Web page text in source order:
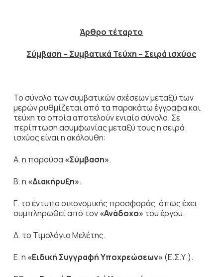
Άρθρο τέταρτο
Σύμβαση – Συμβατικά Τεύχη – Σειρά ισχύος
Το σύνολο των συμβατικών σχέσεων μεταξύ των
μερών ρυθμίζεται από τα παρακάτω έγγραφα και
τεύχη τα οποία αποτελούν ενιαίο σύνολο. Σε
περίπτωση ασυμφωνίας μεταξύ τους η σειρά
ισχύος είναι η ακόλουθη:
Α. η παρούσα «Σύμβαση».
Β. η «Διακήρυξη».
Γ. το έντυπο οικονομικής προσφοράς, όπως έχει
συμπληρωθεί από τον«Ανάδοχο» του έργου.
Δ. το Τιμολόγιο Μελέτης.
Ε. η «Ειδική Συγγραφή Υποχρεώσεων» (Ε.Σ.Υ.).